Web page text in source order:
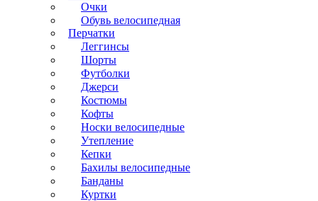
Очки
Обувь велосипедная
Перчатки
Леггинсы
Шорты
Футболки
Джерси
Костюмы
Кофты
Носки велосипедные
Утепление
Кепки
Бахилы велосипедные
Банданы
Куртки